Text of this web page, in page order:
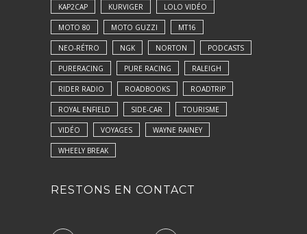
KAP2CAP KURVIGER LOLO VIDÉO
MOTO 80 MOTO GUZZI MT16
NEO-RÉTRO NGK NORTON PODCASTS
PURERACING PURE RACING RALEIGH
RIDER RADIO ROADBOOKS ROADTRIP
ROYAL ENFIELD SIDE-CAR TOURISME
VIDÉO VOYAGES WAYNE RAINEY
WHEELY BREAK
RESTONS EN CONTACT